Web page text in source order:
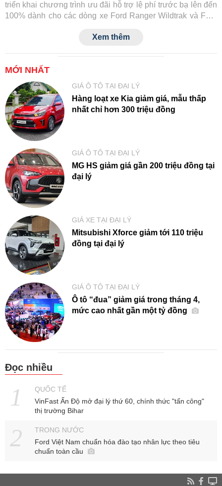
triển khai chương trình ưu đãi hỗ trợ lệ phí trước bạ lên đến
100% dành cho các dòng xe Ford Ranger Wildtrak và Ford
Xem thêm
MỚI NHẤT
GIÁ Ô TÔ TẠI ĐẠI LÝ
Hàng loạt xe Kia giảm giá, mẫu thấp
nhất chỉ hơn 300 triệu đồng
GIÁ Ô TÔ TẠI ĐẠI LÝ
MG HS giảm giá gần 200 triệu đồng tại
đại lý
GIÁ XE TẠI ĐẠI LÝ
Mitsubishi Xforce giảm tới 110 triệu
đồng tại đại lý
GIÁ Ô TÔ TẠI ĐẠI LÝ
Ô tô “đua” giảm giá trong tháng 4,
mức cao nhất gần một tỷ đồng
Đọc nhiều
QUỐC TẾ
VinFast Ấn Độ mở đại lý thứ 60, chính thức "tấn công"
thị trường Bihar
TRONG NƯỚC
Ford Việt Nam chuẩn hóa đào tạo nhân lực theo tiêu
chuẩn toàn cầu